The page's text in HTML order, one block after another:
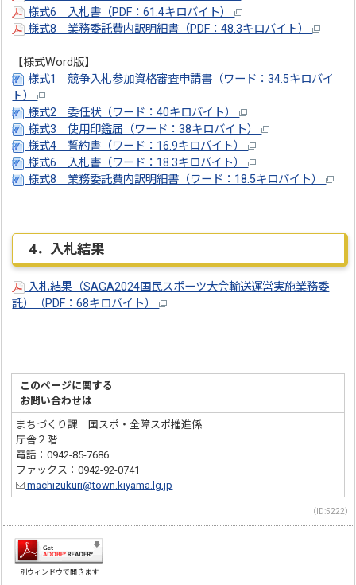
様式6 入札書（PDF：61.4キロバイト）
様式8 業務委託費内訳明細書（PDF：48.3キロバイト）
【様式Word版】
様式1 競争入札参加資格審査申請書（ワード：34.5キロバイ
ト）
様式2 委任状（ワード：40キロバイト）
様式3 使用印鑑届（ワード：38キロバイト）
様式4 誓約書（ワード：16.9キロバイト）
様式6 入札書（ワード：18.3キロバイト）
様式8 業務委託費内訳明細書（ワード：18.5キロバイト）
4．入札結果
入札結果（SAGA2024国民スポーツ大会輸送運営実施業務委
託）（PDF：68キロバイト）
このページに関する
お問い合わせは
まちづくり課 国スポ・全障スポ推進係
庁舎２階
電話：0942-85-7686
ファックス：0942-92-0741
machizukuri@town.kiyama.lg.jp
（ID:5222）
別ウィンドウで開きます